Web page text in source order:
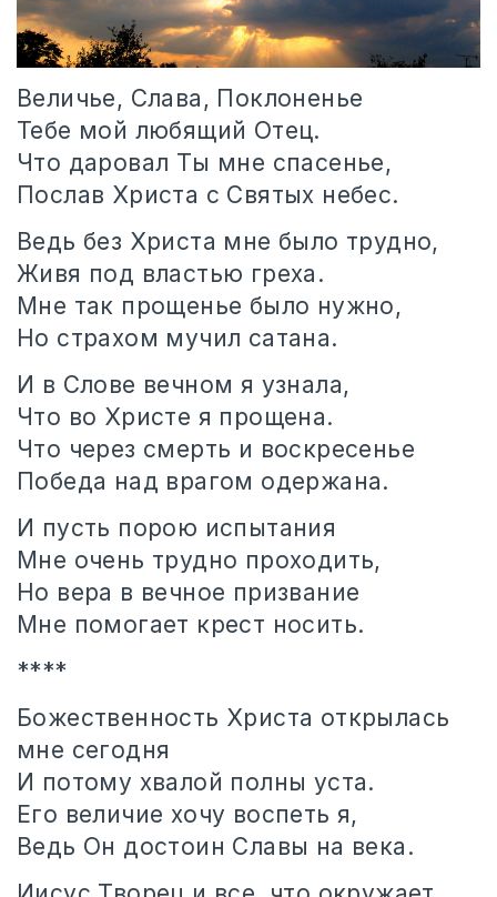
Величье, Слава, Поклоненье
Тебе мой любящий Отец.
Что даровал Ты мне спасенье,
Послав Христа с Святых небес.
Ведь без Христа мне было трудно,
Живя под властью греха.
Мне так прощенье было нужно,
Но страхом мучил сатана.
И в Слове вечном я узнала,
Что во Христе я прощена.
Что через смерть и воскресенье
Победа над врагом одержана.
И пусть порою испытания
Мне очень трудно проходить,
Но вера в вечное призвание
Мне помогает крест носить.
****
Божественность Христа открылась
мне сегодня
И потому хвалой полны уста.
Его величие хочу воспеть я,
Ведь Он достоин Славы на века.